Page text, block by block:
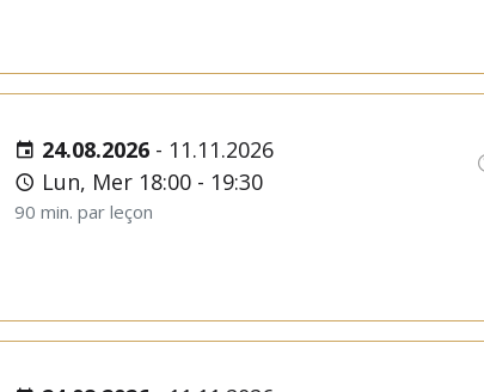
24.08.2026 - 11.11.2026
Lun, Mer 18:00 - 19:30
90 min. par leçon